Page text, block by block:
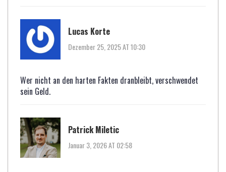
Lucas Korte
Dezember 25, 2025 AT 10:30
Wer nicht an den harten Fakten dranbleibt, verschwendet
sein Geld.
Patrick Miletic
Januar 3, 2026 AT 02:58